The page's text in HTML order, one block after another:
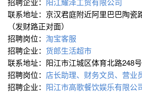
联系地址：京汉君庭附近阿里巴巴陶瓷
（发财路正对面）
招聘岗位： 淘宝客服
招聘企业： 货郎生活超市
联系地址：阳江市江城区体育北路248
招聘岗位： 店长助理、财务文员、营业
招聘企业： 阳江市高歌餐饮娱乐有限公